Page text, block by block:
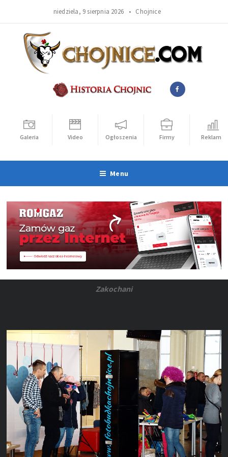
niedziela, 9 sierpnia 2026 • Chojnice
Galeria Video Ogłoszenia Firmy Reklama
Menu
Zakochani